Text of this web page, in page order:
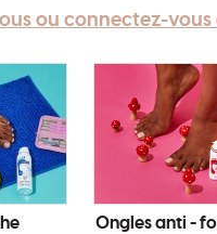
ou connectez-
Ongles anti -